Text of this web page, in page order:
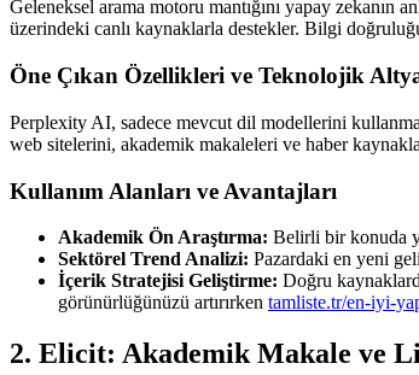
Geleneksel arama motoru mantığını yapay zekanın
üzerindeki canlı kaynaklarla destekler. Bilgi
Öne Çıkan Özellikleri ve Teknolojik
Perplexity AI, sadece mevcut dil modellerini
web sitelerini, akademik makaleleri ve haber
Kullanım Alanları ve Avantajları
Akademik Ön Araştırma: Belirli bir konuda
Sektörel Trend Analizi: Pazardaki en yeni
İçerik Stratejisi Geliştirme: Doğru
görünürlüğünüzü artırırken tamliste.tr/en-iyi-
2. Elicit: Akademik Makale ve